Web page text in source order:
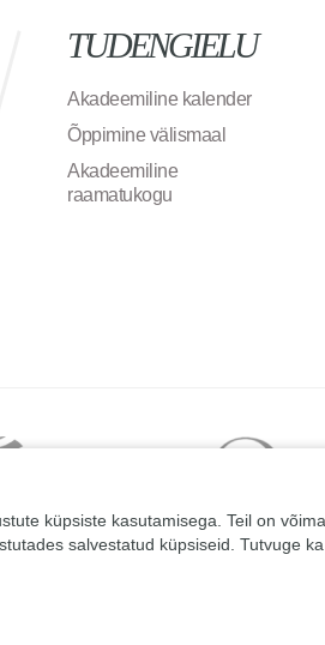
TUDENGIELU
Akadeemiline kalender
Õppimine välismaal
Akadeemiline
raamatukogu
küpsiste kasutamisega. Teil on
salvestatud küpsiseid. Tutvuge